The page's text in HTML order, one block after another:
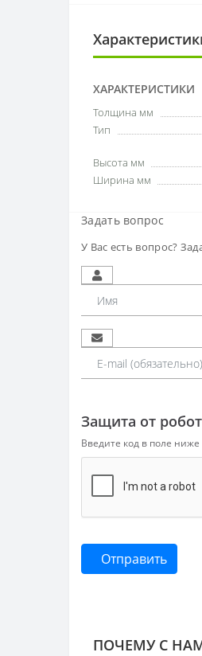
ХАРАКТЕРИСТИКИ
Толщина мм
Тип
Высота мм
Ширина мм
Задать вопрос
У Вас есть вопрос?
Защита от
Введите код в поле ниже
Отправить
ПОЧЕМУ С